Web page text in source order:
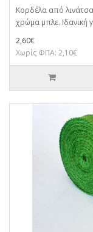
Κορδέλα από
χρώμα μπλε. Ιδανική
2,60€
Χωρίς ΦΠΑ: 2,10€